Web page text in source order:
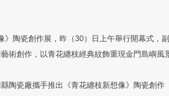
陶瓷創作展，昨（30）日上午舉行開幕式，副
術創作，以青花纏枝經典紋飾重現金門島嶼風
陶瓷廠攜手推出《青花纏枝新想像》陶瓷創作